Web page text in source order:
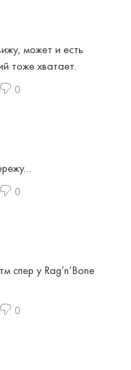
может и есть
тоже хватает.
0
0
спер у Rag’n’Bone
0